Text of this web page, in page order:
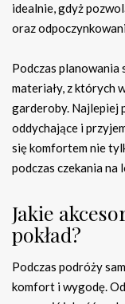
idealnie, gdyż
oraz
Podczas
materiały, z których
garderoby. Najlepiej
oddychające i
się komfortem nie
podczas czekania na
Jakie
pokład?
Podczas podróży
komfort i wygodę.